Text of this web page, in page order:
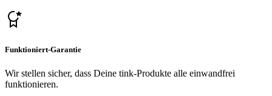
Funktioniert-Garantie
Wir stellen sicher, dass Deine tink-Produkte alle einwandfrei
funktionieren.